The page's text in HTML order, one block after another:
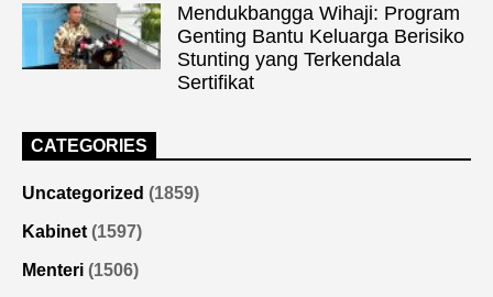
Mendukbangga Wihaji: Program
Genting Bantu Keluarga Berisiko
Stunting yang Terkendala
Sertifikat
CATEGORIES
Uncategorized (1859)
Kabinet (1597)
Menteri (1506)